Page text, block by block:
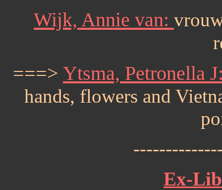
Wijk, Annie van:
===> Ytsma, Petronella
hands, flowers and
Ex-